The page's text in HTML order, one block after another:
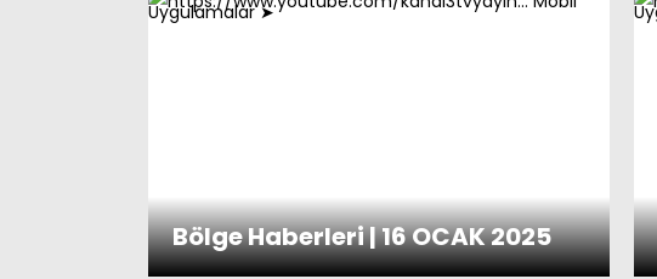
Bölge Haberleri | 16 OCAK 2025